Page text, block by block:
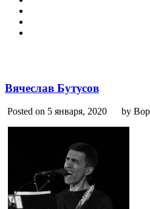
Вячеслав Бутусов
Posted on 5 января, 2020
by